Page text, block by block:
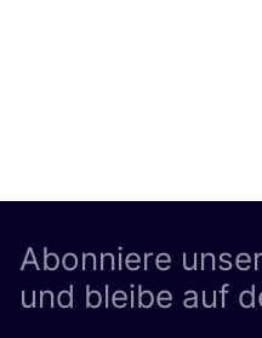
Abonniere
und bleibe auf